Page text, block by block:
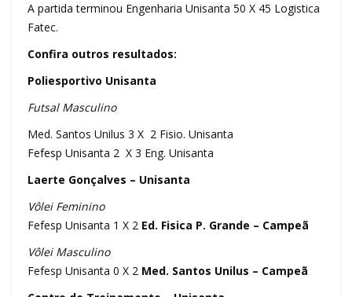
A partida terminou Engenharia Unisanta 50 X 45 Logistica
Fatec.
Confira outros resultados:
Poliesportivo Unisanta
Futsal Masculino
Med. Santos Unilus 3 X 2 Fisio. Unisanta
Fefesp Unisanta 2 X 3 Eng. Unisanta
Laerte Gonçalves – Unisanta
Vôlei Feminino
Fefesp Unisanta 1 X 2 Ed. Fisica P. Grande – Campeã
Vôlei Masculino
Fefesp Unisanta 0 X 2 Med. Santos Unilus – Campeã